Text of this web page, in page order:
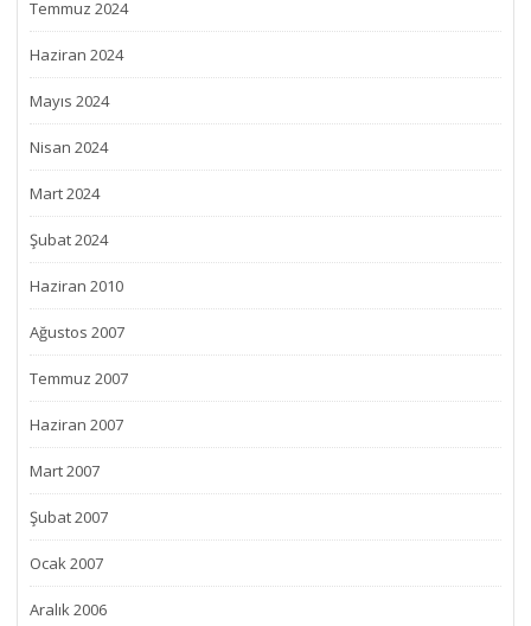
Temmuz 2024
Haziran 2024
Mayıs 2024
Nisan 2024
Mart 2024
Şubat 2024
Haziran 2010
Ağustos 2007
Temmuz 2007
Haziran 2007
Mart 2007
Şubat 2007
Ocak 2007
Aralık 2006